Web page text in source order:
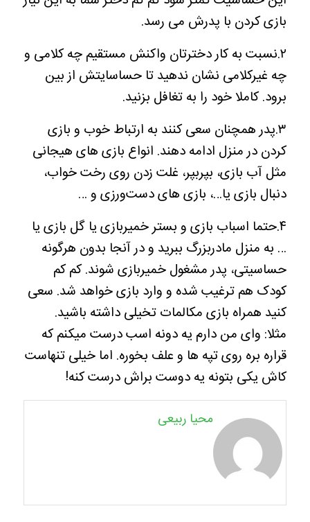
بازی کردن با پدرش می رسد.
۲.نسبت به کار دخترتان واکنش مستقیم چه کلامی و
چه غیرکلامی نشان ندهید تا حساسایتش از بین
برود. کاملا خود را به تغافل بزنید.
۳.پدر همچنان سعی کنند به ارتباط خوب و بازی
کردن در منزل ادامه دهند. انواع بازی های هیجانی
مثل آب بازی، بپربپر، غلت زدن روی رخت خواب،
دنبال بازی یا…، بازی های دست‌ورزی و …
۴.حتما اسباب بازی و بستر خمیربازی یا گل بازی یا
… به منزل مادربزرگ ببرید و در آنجا بدون هرگونه
حساسیتی، پدر مشغول خمیربازی شوند. کم کم
کودک هم ترغیب شده و وارد بازی خواهد شد. سعی
کنید همراه بازی مکالمات تخیلی داشته باشید.
مثلا: وای من دارم یه دونه اسب درست میکنم که
قراره بره روی تپه ها و علف بخوره. اما خیلی تنهاست
کاش یکی بتونه یه دوست براش درست کنه!
محیا ربیعی